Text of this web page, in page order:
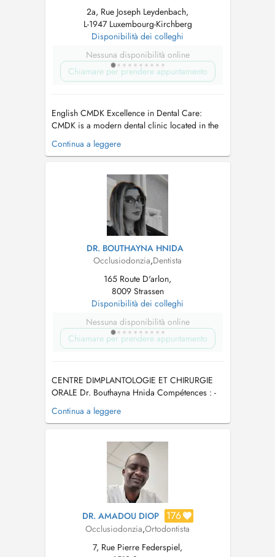
2a, Rue Joseph Leydenbach,
L-1947 Luxembourg-Kirchberg
Disponibilità dei colleghi
Nessuna disponibilità online
Chiamare per prendere appuntamento
English CMDK Excellence in Dental Care:
CMDK is a modern dental clinic located in the
heart of Kirchberg, Luxembourg, combining
advanced dentistry with personalized patient
precision, empathy, and state-of-the-art
technology. We provide a full ran...
Continua a leggere
DR. BOUTHAYNA HNIDA
Occlusiodonzia,Dentista
165 Route D'arlon,
8009 Strassen
Disponibilità dei colleghi
Nessuna disponibilità online
Chiamare per prendere appuntamento
CENTRE DIMPLANTOLOGIE ET CHIRURGIE
ORALE Dr. Bouthayna Hnida Compétences : -
Orthodontie par Aligneurs / Fixe / EF -
Chirurgie Orale - Trouble ATM et Bruxisme -
actes : chirurgie des dents de sagesse-
extractions dentaire - Chirurgie pré-im...
Continua a leggere
DR. AMADOU DIOP 176
Occlusiodonzia,Ortodontista
7, Rue Pierre Federspiel,